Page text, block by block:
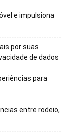
e impulsiona
por suas
de dados
para
entre rodeio,